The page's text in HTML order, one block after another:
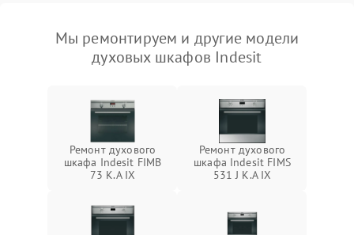
Мы ремонтируем и другие модели
духовых шкафов Indesit
Ремонт духового
шкафа Indesit FIMB
73 K.A IX
Ремонт духового
шкафа Indesit FIMS
531 J K.A IX